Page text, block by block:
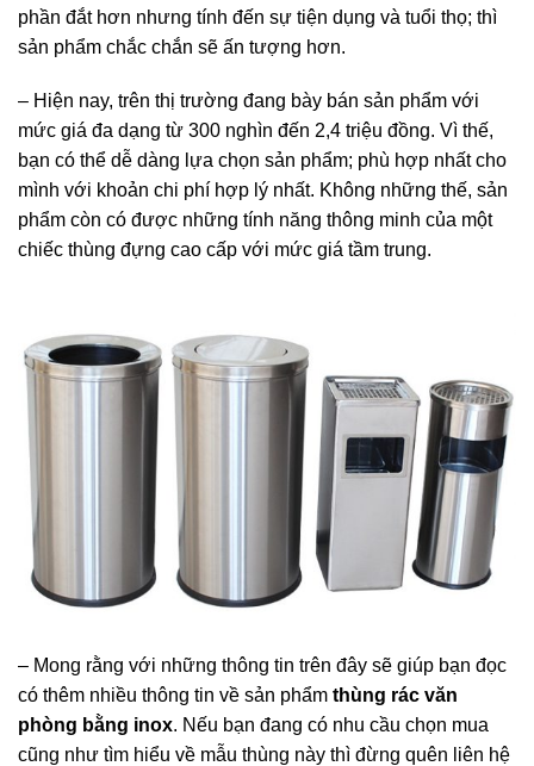
phần đắt hơn nhưng tính đến sự tiện dụng và tuổi thọ; thì
sản phẩm chắc chắn sẽ ấn tượng hơn.
– Hiện nay, trên thị trường đang bày bán sản phẩm với
mức giá đa dạng từ 300 nghìn đến 2,4 triệu đồng. Vì thế,
bạn có thể dễ dàng lựa chọn sản phẩm; phù hợp nhất cho
mình với khoản chi phí hợp lý nhất. Không những thế, sản
phẩm còn có được những tính năng thông minh của một
chiếc thùng đựng cao cấp với mức giá tầm trung.
– Mong rằng với những thông tin trên đây sẽ giúp bạn đọc
có thêm nhiều thông tin về sản phẩm thùng rác văn
phòng bằng inox. Nếu bạn đang có nhu cầu chọn mua
cũng như tìm hiểu về mẫu thùng này thì đừng quên liên hệ